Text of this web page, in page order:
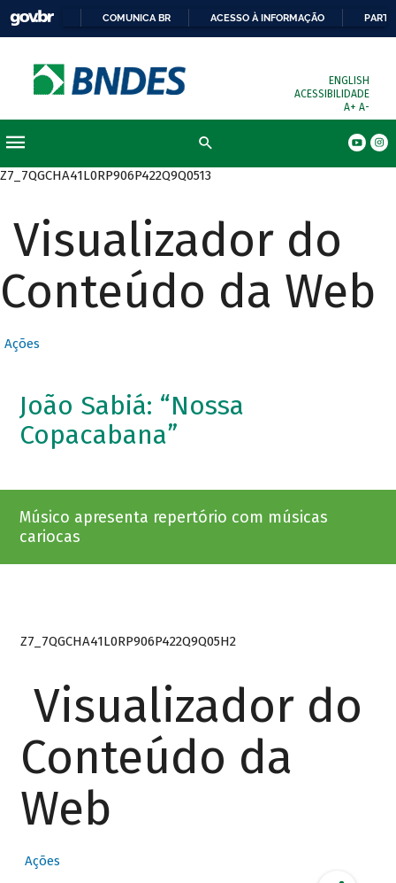
COMUNICA BR ACESSO À INFORMAÇÃO
ENGLISH
ACESSIBILIDADE
A+ A-
Z7_7QGCHA41L0RP906P422Q9Q0513
Visualizador do
Conteúdo da Web
Ações
João Sabiá: “Nossa
Copacabana”
Músico apresenta repertório com músicas
cariocas
Z7_7QGCHA41L0RP906P422Q9Q05H2
Visualizador do
Conteúdo da
Web
Ações